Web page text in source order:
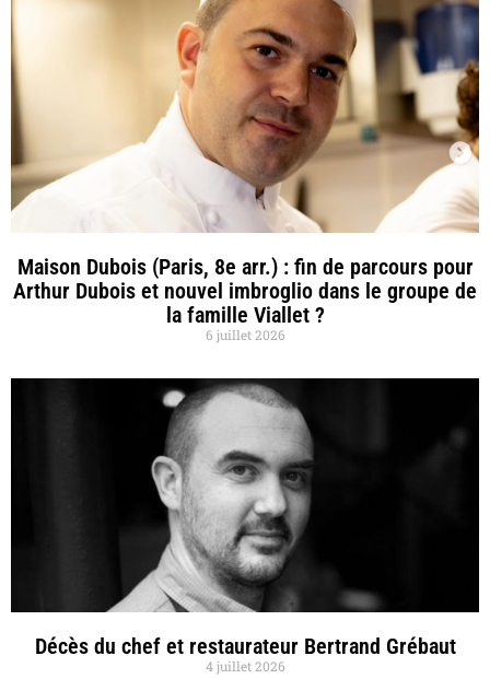
Maison Dubois (Paris, 8e arr.) : fin de parcours pour
Arthur Dubois et nouvel imbroglio dans le groupe de
la famille Viallet ?
6 juillet 2026
Décès du chef et restaurateur Bertrand Grébaut
4 juillet 2026